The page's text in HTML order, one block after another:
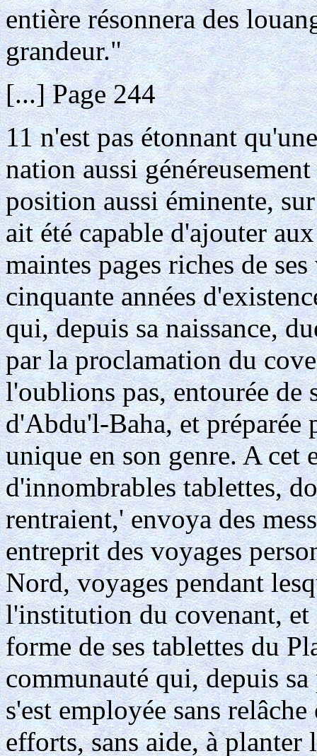
entière résonnera des
grandeur."
[...] Page 244
11 n'est pas étonnant
nation aussi
position aussi éminente,
ait été capable d'ajouter
maintes pages riches de
cinquante années
qui, depuis sa naissance,
par la proclamation du
l'oublions pas, entourée
d'Abdu'l-Baha, et préparée
unique en son genre. A cet
d'innombrables tablettes,
rentraient,' envoya des
entreprit des voyages
Nord, voyages pendant
l'institution du covenant, et
forme de ses tablettes du
communauté qui, depuis
s'est employée sans
efforts, sans aide, à planter